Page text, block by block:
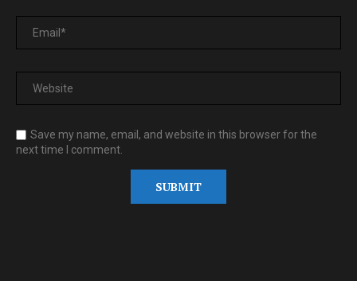
Save my name, email, and website in this browser for the
next time I comment.